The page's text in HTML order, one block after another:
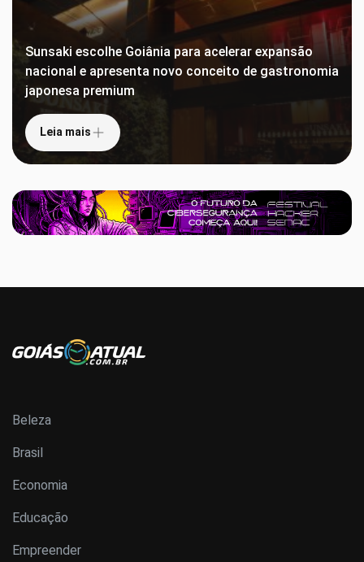
Sunsaki escolhe Goiânia para acelerar expansão
nacional e apresenta novo conceito de gastronomia
japonesa premium
Leia mais
Beleza
Brasil
Economia
Educação
Empreender